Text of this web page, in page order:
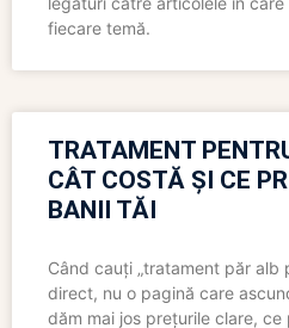
fiecare temă.
TRATAMENT
CÂT COSTĂ ȘI CE
BANII TĂI
Când cauți „tratament păr alb
direct, nu o pagină care
dăm mai jos prețurile clare,